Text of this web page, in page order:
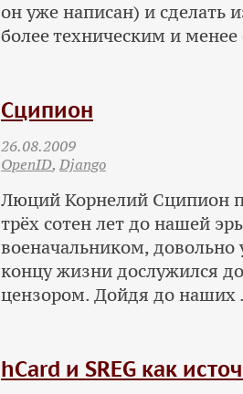
он уже написан) и сделать
более техническим и
Сципион
26.08.2009
OpenID, Django
Люций Корнелий Сципион
трёх сотен лет до нашей
военачальником,
концу жизни дослужился
цензором. Дойдя до наших
hCard и SREG как